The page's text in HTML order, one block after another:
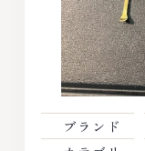
ブランド